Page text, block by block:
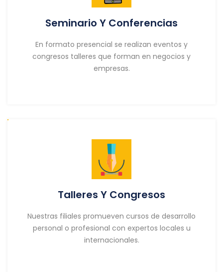
Seminario Y Conferencias
En formato presencial se realizan eventos y
congresos talleres que forman en negocios y
empresas.
Talleres Y Congresos
Nuestras filiales promueven cursos de desarrollo
personal o profesional con expertos locales u
internacionales.